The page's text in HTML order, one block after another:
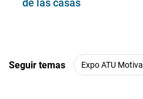
de las casas
Seguir temas Expo ATU Motiva